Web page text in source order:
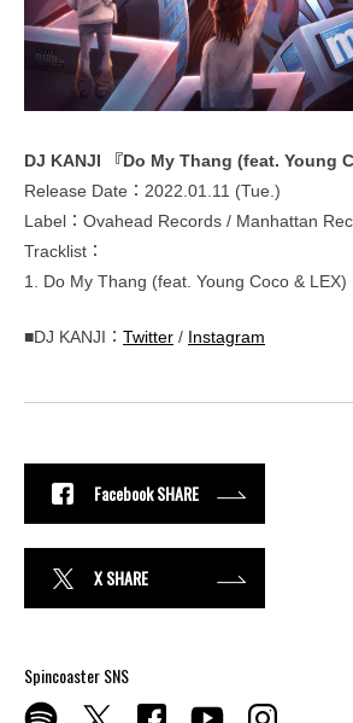
DJ KANJI 『Do My Thang (feat. Young
Release Date：2022.01.11 (Tue.)
Label：Ovahead Records / Manhattan
Tracklist：
1. Do My Thang (feat. Young Coco & LEX)
■DJ KANJI： Twitter / Instagram
Facebook SHARE
X SHARE
Spincoaster SNS